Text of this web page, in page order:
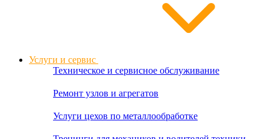
Услуги и сервис
Техническое и сервисное обслуживание
Ремонт узлов и агрегатов
Услуги цехов по металлообработке